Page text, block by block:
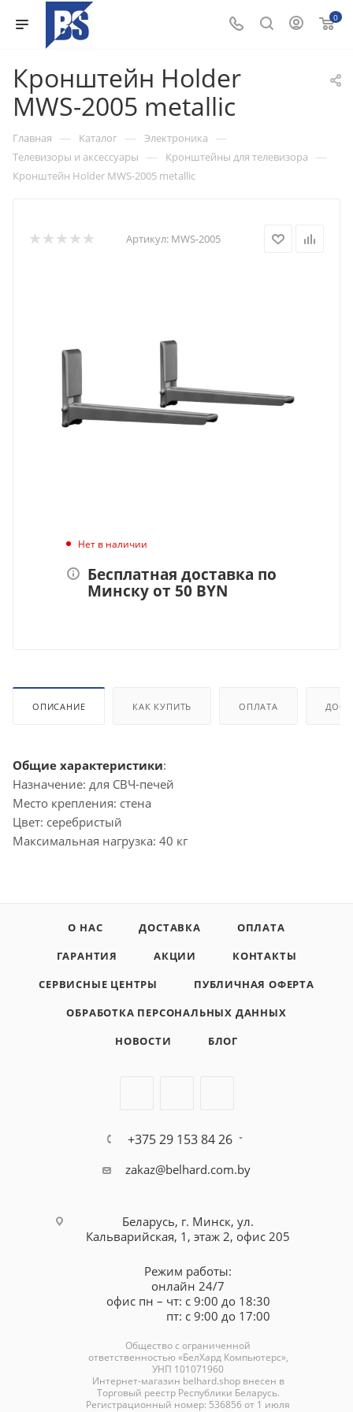
0
Кронштейн Holder
MWS-2005 metallic
Главная — Каталог — Электроника —
Телевизоры и аксессуары — Кронштейны для телевизора —
Кронштейн Holder MWS-2005 metallic
Артикул: MWS-2005
Нет в наличии
Бесплатная доставка по
Минску от 50 BYN
ОПИСАНИЕ КАК КУПИТЬ ОПЛАТА
Общие характеристики:
Назначение: для СВЧ-печей
Место крепления: стена
Цвет: серебристый
Максимальная нагрузка: 40 кг
О НАС ДОСТАВКА
ОПЛАТА
ГАРАНТИЯ
АКЦИИ
КОНТАКТЫ
СЕРВИСНЫЕ ЦЕНТРЫ
ПУБЛИЧНАЯ ОФЕРТА
ОБРАБОТКА ПЕРСОНАЛЬНЫХ ДАННЫХ
НОВОСТИ
БЛОГ
+375 29 153 84 26
zakaz@belhard.com.by
Беларусь, г. Минск, ул.
Кальварийская, 1, этаж 2, офис 205
Режим работы:
онлайн 24/7
офис пн – чт: с 9:00 до 18:30
пт: с 9:00 до 17:00
Общество с ограниченной
ответственностью «БелХард Компьютерс»,
УНП 101071960
Интернет-магазин belhard.shopвнесен в
Торговый реестр Республики Беларусь.
Регистрационный номер: 536856 от 1 июля